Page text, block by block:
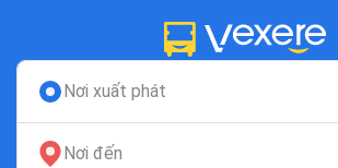
Nơi xuất phát
Nơi đến